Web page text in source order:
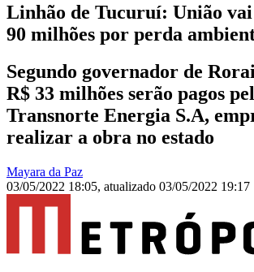
Linhão de Tucuruí: União
90 milhões por perda
Segundo governador de
R$ 33 milhões serão pagos
Transnorte Energia S.A,
realizar a obra no estado
Mayara da Paz
03/05/2022 18:05, atualizado 03/05/2022 19:17